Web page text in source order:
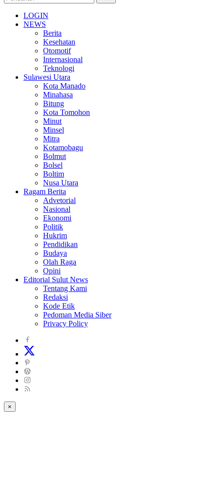
LOGIN
NEWS
Berita
Kesehatan
Otomotif
Internasional
Teknologi
Sulawesi Utara
Kota Manado
Minahasa
Bitung
Kota Tomohon
Minut
Minsel
Mitra
Kotamobagu
Bolmut
Bolsel
Boltim
Nusa Utara
Ragam Berita
Advetorial
Nasional
Ekonomi
Politik
Hukrim
Pendidikan
Budaya
Olah Raga
Opini
Editorial Sulut News
Tentang Kami
Redaksi
Kode Etik
Pedoman Media Siber
Privacy Policy
×